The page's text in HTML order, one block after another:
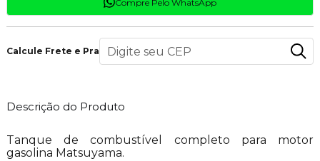
Compre Pelo WhatsApp
Calcule Frete e Prazo
Descrição do Produto
Tanque de combustível completo para motor
gasolina Matsuyama.